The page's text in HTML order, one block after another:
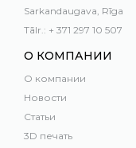
Sarkandaugava, Rīga
Tālr.: + 371 297 10 507
О КОМПАНИИ
О компании
Новости
Статьи
3D печать